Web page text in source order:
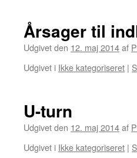
Årsager til
Udgivet den 12. maj 2014af
Udgivet i Ikke kategoriseret |
U-turn
Udgivet den 12. maj 2014af
Udgivet i Ikke kategoriseret |